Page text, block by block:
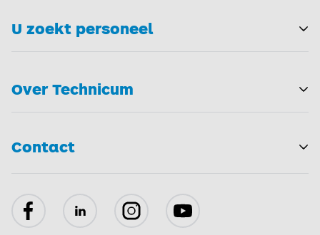
U zoekt personeel
Over Technicum
Contact
FacebookLinkedIn InstagramYouTube